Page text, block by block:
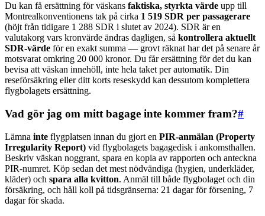
Du kan få ersättning för väskans faktiska, styrkta värde upp till
Montrealkonventionens tak på cirka 1 519 SDR per passagerare
(höjt från tidigare 1 288 SDR i slutet av 2024). SDR är en
valutakorg vars kronvärde ändras dagligen, så kontrollera aktuellt
SDR-värde för en exakt summa — grovt räknat har det på senare år
motsvarat omkring 20 000 kronor. Du får ersättning för det du kan
bevisa att väskan innehöll, inte hela taket per automatik. Din
reseförsäkring eller ditt korts reseskydd kan dessutom komplettera
flygbolagets ersättning.
Vad gör jag om mitt bagage inte kommer fram?#
Lämna inte flygplatsen innan du gjort en PIR-anmälan (Property
Irregularity Report) vid flygbolagets bagagedisk i ankomsthallen.
Beskriv väskan noggrant, spara en kopia av rapporten och anteckna
PIR-numret. Köp sedan det mest nödvändiga (hygien, underkläder,
kläder) och spara alla kvitton. Anmäl till både flygbolaget och din
försäkring, och håll koll på tidsgränserna: 21 dagar för försening, 7
dagar för skada.